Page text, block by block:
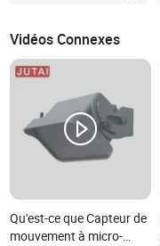
Vidéos Connexes
Qu'est-ce que Capteur de
mouvement à micro-